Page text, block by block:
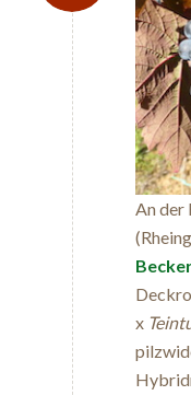
An der
x